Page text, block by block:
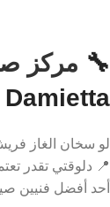
🔧 مركز
لو سخان الغاز
📍 دلوقتي تقدر
أحد أفضل فنيين